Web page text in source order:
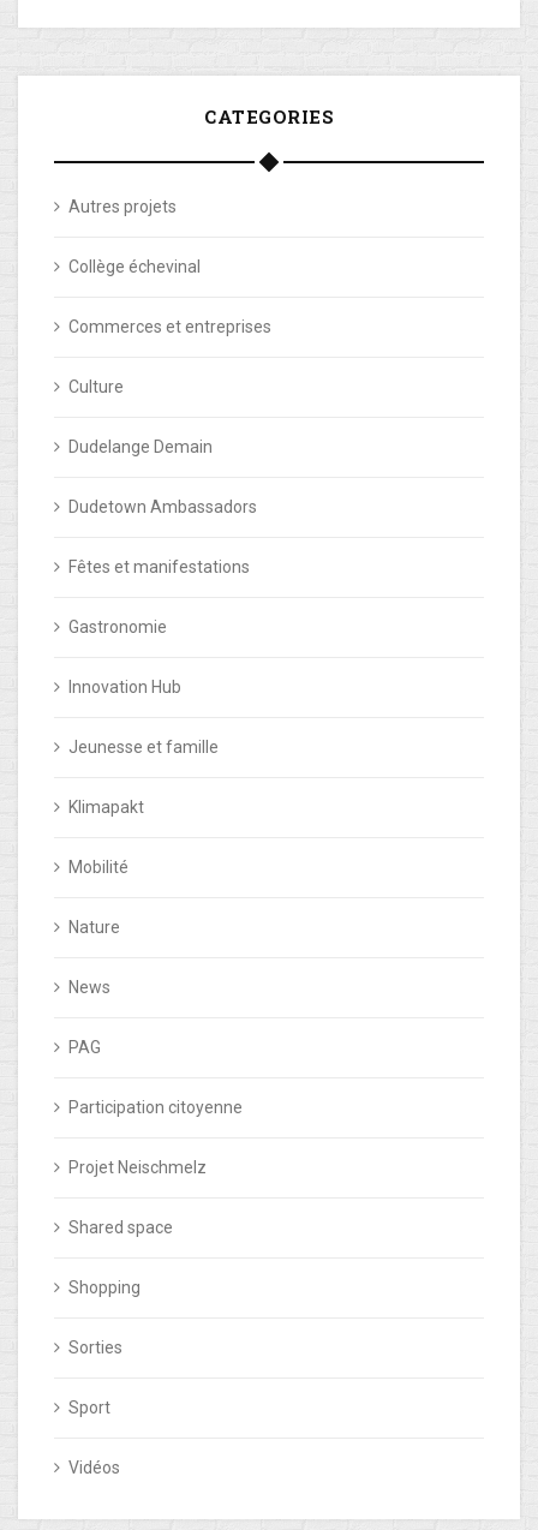
CATEGORIES
Autres projets
Collège échevinal
Commerces et entreprises
Culture
Dudelange Demain
Dudetown Ambassadors
Fêtes et manifestations
Gastronomie
Innovation Hub
Jeunesse et famille
Klimapakt
Mobilité
Nature
News
PAG
Participation citoyenne
Projet Neischmelz
Shared space
Shopping
Sorties
Sport
Vidéos